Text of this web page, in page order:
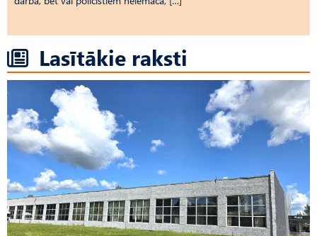
Lasītākie raksti